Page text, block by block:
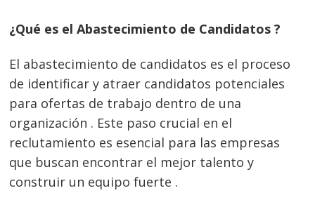
¿Qué es el Abastecimiento de Candidatos ?
El abastecimiento de candidatos es el proceso
de identificar y atraer candidatos potenciales
para ofertas de trabajo dentro de una
organización . Este paso crucial en el
reclutamiento es esencial para las empresas
que buscan encontrar el mejor talento y
construir un equipo fuerte .